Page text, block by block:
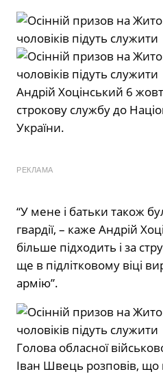
Андрій Хоцінський 6
строкову службу до
України.
РЕКЛАМА
“У мене і батьки також
гвардії, – каже Андрій
більше підходить і за
ще в підлітковому віці
армію”.
Голова обласної
Іван Швець розповів, що